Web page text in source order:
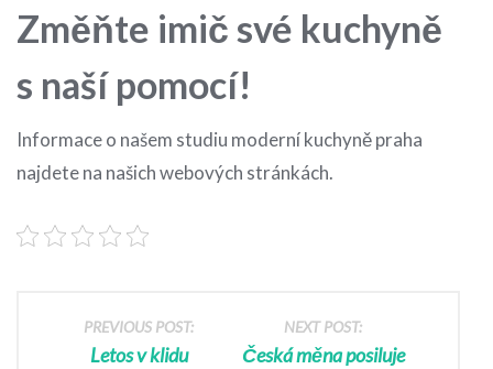
Změňte imič své kuchyně
s naší pomocí!
Informace o našem studiu moderní kuchyně praha
najdete na našich webových stránkách.
PREVIOUS POST:
Letos v klidu
NEXT POST:
Česká měna posiluje